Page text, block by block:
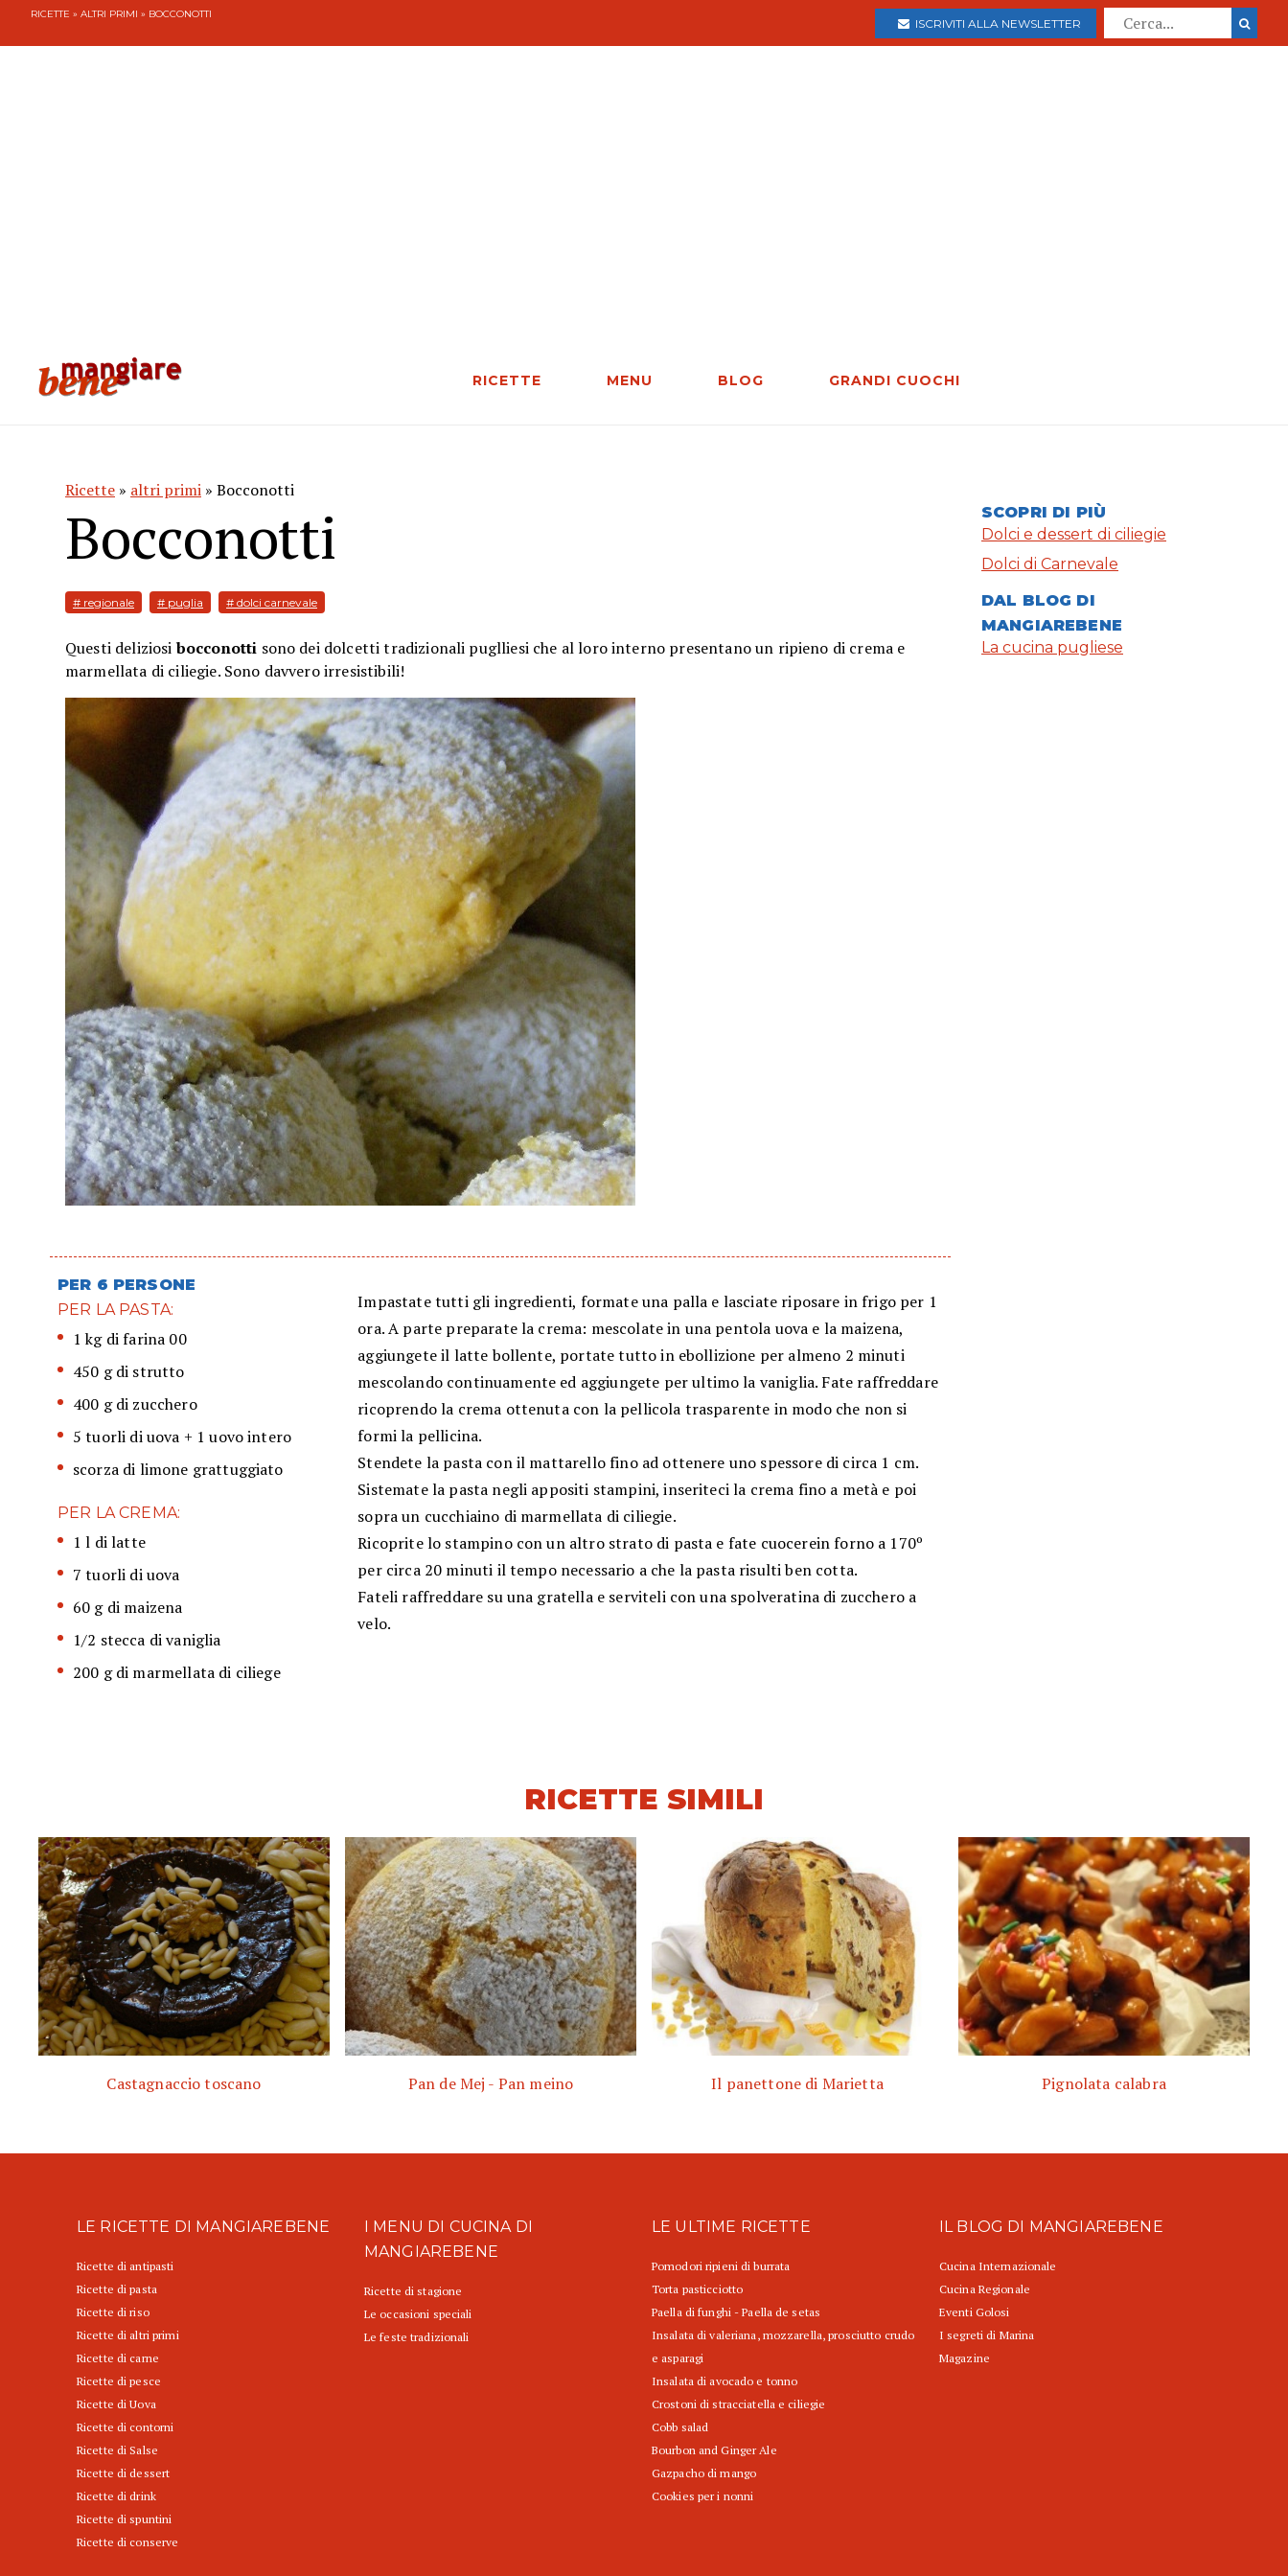
RICETTE » ALTRI PRIMI » BOCCONOTTI
ISCRIVITI ALLA NEWSLETTER
RICETTE MENU BLOG GRANDI CUOCHI
Ricette » altri primi » Bocconotti
Bocconotti
# regionale # puglia # dolci carnevale
Questi deliziosibocconotti sono dei dolcetti tradizionali puglliesi che al loro interno presentano un ripieno di crema e
marmellata di ciliegie. Sono davvero irresistibili!
PER 6 PERSONE
PER LA PASTA:
1 kg di farina 00
450 g di strutto
400 g di zucchero
5 tuorli di uova + 1 uovo intero
scorza di limone grattuggiato
PER LA CREMA:
1 l di latte
7 tuorli di uova
60 g di maizena
1/2 stecca di vaniglia
200 g di marmellata di ciliege
Impastate tutti gli ingredienti, formate una palla e lasciate riposare in frigo per 1
ora. A parte preparate la crema: mescolate in una pentola uova e la maizena,
aggiungete il latte bollente, portate tutto in ebollizione per almeno 2 minuti
mescolando continuamente ed aggiungete per ultimo la vaniglia. Fate raffreddare
ricoprendo la crema ottenuta con la pellicola trasparente in modo che non si
formi la pellicina.
Stendete la pasta con il mattarello fino ad ottenere uno spessore di circa 1 cm.
Sistemate la pasta negli appositi stampini, inseriteci la crema fino a metà e poi
sopra un cucchiaino di marmellata di ciliegie.
Ricoprite lo stampino con un altro strato di pasta e fate cuocerein forno a 170º
per circa 20 minuti il tempo necessario a che la pasta risulti ben cotta.
Fateli raffreddare su una gratella e serviteli con una spolveratina di zucchero a
velo.
SCOPRI DI PIÙ
Dolci e dessert di ciliegie
Dolci di Carnevale
DAL BLOG DI
MANGIAREBENE
La cucina pugliese
RICETTE SIMILI
Castagnaccio toscano Pan de Mej - Pan meino Il panettone di Marietta Pignolata calabra
LE RICETTE DI MANGIAREBENE
Ricette di antipasti
Ricette di pasta
Ricette di riso
Ricette di altri primi
Ricette di carne
Ricette di pesce
Ricette di Uova
Ricette di contorni
Ricette di Salse
Ricette di dessert
Ricette di drink
Ricette di spuntini
Ricette di conserve
I MENU DI CUCINA DI
MANGIAREBENE
Ricette di stagione
Le occasioni speciali
Le feste tradizionali
LE ULTIME RICETTE
Pomodori ripieni di burrata
Torta pasticciotto
Paella di funghi - Paella de setas
Insalata di valeriana, mozzarella, prosciutto crudo
e asparagi
Insalata di avocado e tonno
Crostoni di stracciatella e ciliegie
Cobb salad
Bourbon and Ginger Ale
Gazpacho di mango
Cookies per i nonni
IL BLOG DI MANGIAREBENE
Cucina Internazionale
Cucina Regionale
Eventi Golosi
I segreti di Marina
Magazine